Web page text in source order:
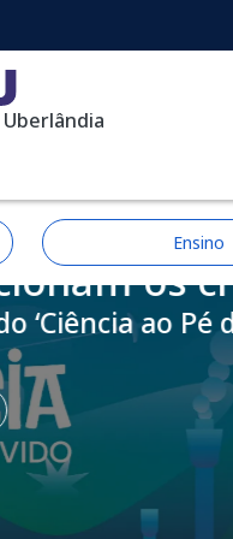
Ensino
os
ao Pé